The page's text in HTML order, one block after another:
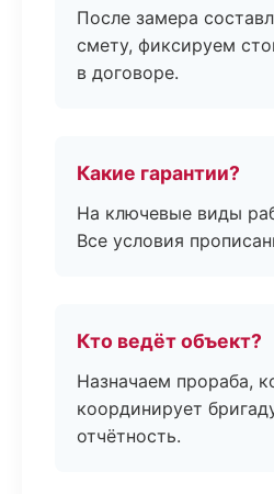
После замера
смету, фиксируем
в договоре.
Какие гарантии?
На ключевые виды
Все условия
Кто ведёт объект?
Назначаем прораба,
координирует
отчётность.